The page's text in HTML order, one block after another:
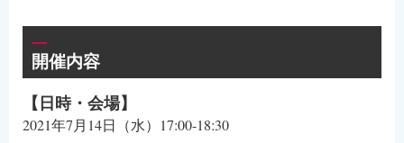
開催内容
【日時・会場】
2021年7月14日（水）17:00-18:30